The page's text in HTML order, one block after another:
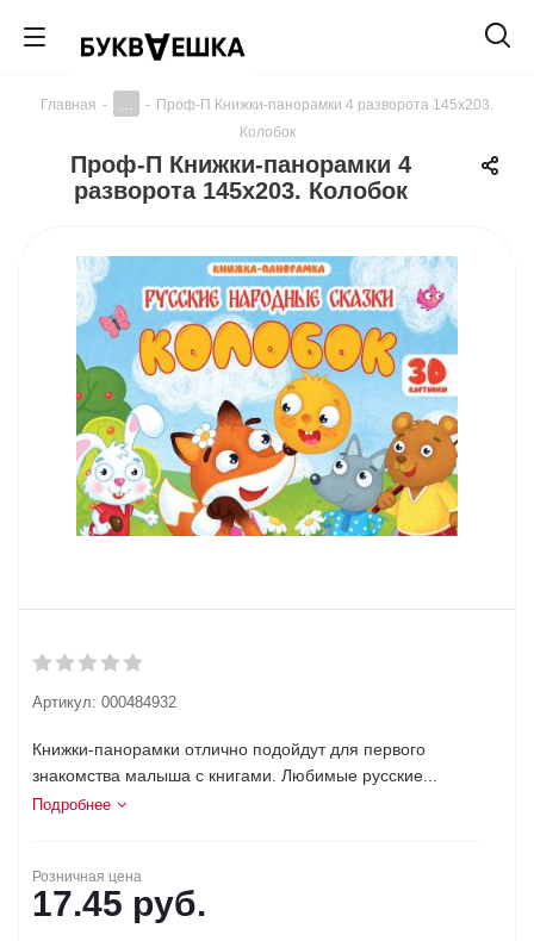
Главная - - Проф-П Книжки-панорамки 4 разворота 145х203.
Колобок
Проф-П Книжки-панорамки 4
разворота 145х203. Колобок
Артикул: 000484932
Книжки-панорамки отлично подойдут для первого
знакомства малыша с книгами. Любимые русские...
Подробнее
Розничная цена
17.45 руб.